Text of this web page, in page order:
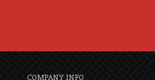
COMPANY INFO